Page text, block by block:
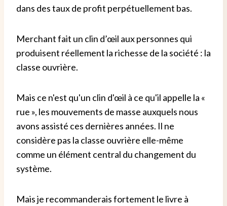
dans des taux de profit perpétuellement bas.
Merchant fait un clin d’œil aux personnes qui
produisent réellement la richesse de la société : la
classe ouvrière.
Mais ce n'est qu'un clin d'œil à ce qu'il appelle la «
rue », les mouvements de masse auxquels nous
avons assisté ces dernières années. Il ne
considère pas la classe ouvrière elle-même
comme un élément central du changement du
système.
Mais je recommanderais fortement le livre à